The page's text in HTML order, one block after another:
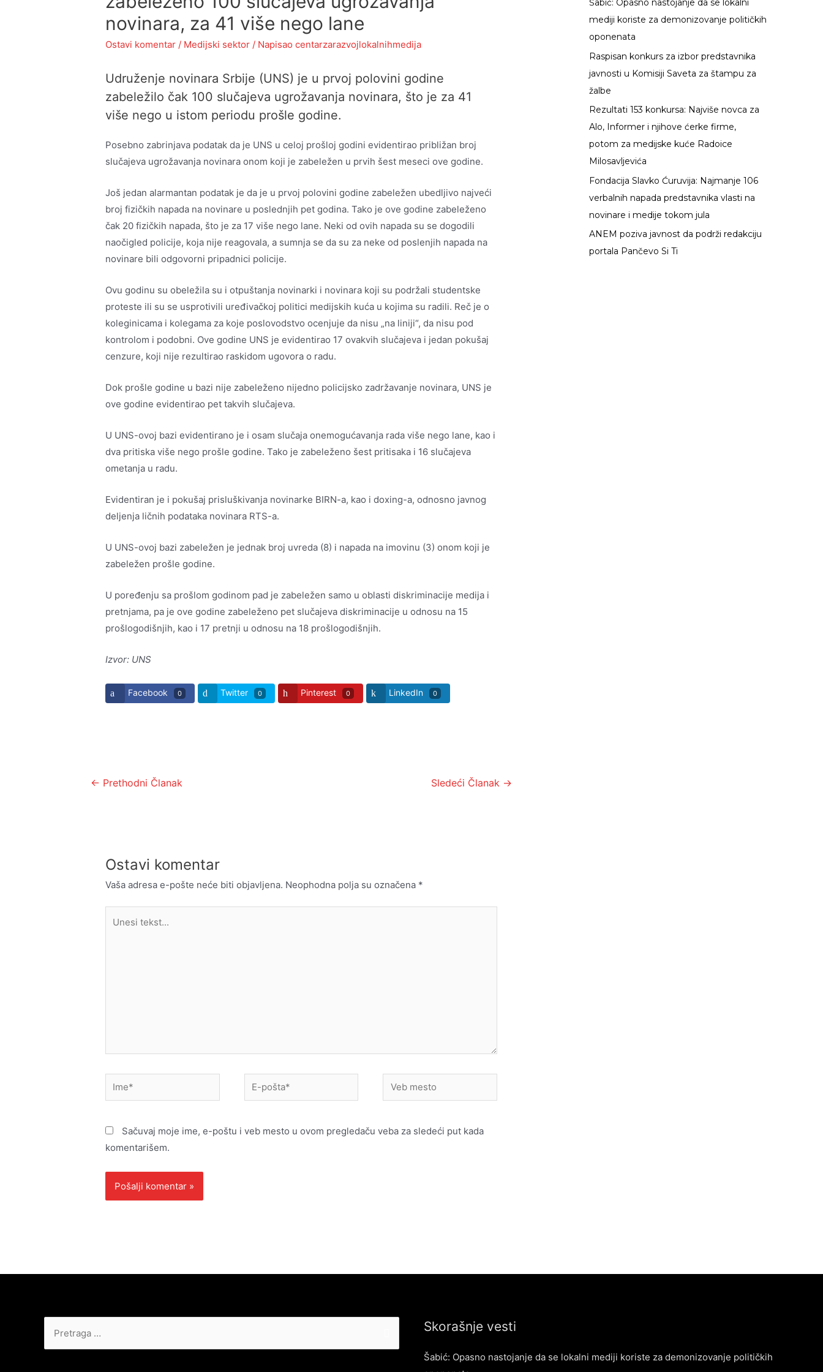
novinara, za 41 više nego lane
Ostavi komentar / Medijski sektor / Napisao centarzarazvojlokalnihmedija
Udruženje novinara Srbije (UNS) je u prvoj polovini godine
zabeležilo čak 100 slučajeva ugrožavanja novinara, što je za 41
više nego u istom periodu prošle godine.
Posebno zabrinjava podatak da je UNS u celoj prošloj godini evidentirao približan broj
slučajeva ugrožavanja novinara onom koji je zabeležen u prvih šest meseci ove godine.
Još jedan alarmantan podatak je da je u prvoj polovini godine zabeležen ubedljivo najveći
broj fizičkih napada na novinare u poslednjih pet godina. Tako je ove godine zabeleženo
čak 20 fizičkih napada, što je za 17 više nego lane. Neki od ovih napada su se dogodili
naočigled policije, koja nije reagovala, a sumnja se da su za neke od poslenjih napada na
novinare bili odgovorni pripadnici policije.
Ovu godinu su obeležila su i otpuštanja novinarki i novinara koji su podržali studentske
proteste ili su se usprotivili uređivačkoj politici medijskih kuća u kojima su radili. Reč je o
koleginicama i kolegama za koje poslovodstvo ocenjuje da nisu „na liniji“, da nisu pod
kontrolom i podobni. Ove godine UNS je evidentirao 17 ovakvih slučajeva i jedan pokušaj
cenzure, koji nije rezultirao raskidom ugovora o radu.
Dok prošle godine u bazi nije zabeleženo nijedno policijsko zadržavanje novinara, UNS je
ove godine evidentirao pet takvih slučajeva.
U UNS-ovoj bazi evidentirano je i osam slučaja onemogućavanja rada više nego lane, kao i
dva pritiska više nego prošle godine. Tako je zabeleženo šest pritisaka i 16 slučajeva
ometanja u radu.
Evidentiran je i pokušaj prisluškivanja novinarke BIRN-a, kao i doxing-a, odnosno javnog
deljenja ličnih podataka novinara RTS-a.
U UNS-ovoj bazi zabeležen je jednak broj uvreda (8) i napada na imovinu (3) onom koji je
zabeležen prošle godine.
U poređenju sa prošlom godinom pad je zabeležen samo u oblasti diskriminacije medija i
pretnjama, pa je ove godine zabeleženo pet slučajeva diskriminacije u odnosu na 15
prošlogodišnjih, kao i 17 pretnji u odnosu na 18 prošlogodišnjih.
Izvor: UNS
Facebook 0 Twitter 0 Pinterest 0 LinkedIn 0
Kretanje
← Prethodni Članak Sledeći Članak →
Ostavi komentar
Vaša adresa e-pošte neće biti objavljena. Neophodna polja su označena *
Ime*
E-
pošta*
Veb
mesto
Sačuvaj moje ime, e-poštu i veb mesto u ovom pregledaču veba za sledeći put kada
komentarišem.
g
a
z
a
:
Šabić: Opasno nastojanje da se lokalni
mediji koriste za demonizovanje političkih
oponenata
Raspisan konkurs za izbor predstavnika
javnosti u Komisiji Saveta za štampu za
žalbe
Rezultati 153 konkursa: Najviše novca za
Alo, Informer i njihove ćerke firme,
potom za medijske kuće Radoice
Milosavljevića
Fondacija Slavko Ćuruvija: Najmanje 106
verbalnih napada predstavnika vlasti na
novinare i medije tokom jula
ANEM poziva javnost da podrži redakciju
portala Pančevo Si Ti
Skorašnje vesti
Šabić: Opasno nastojanje da se lokalni mediji koriste za demonizovanje političkih